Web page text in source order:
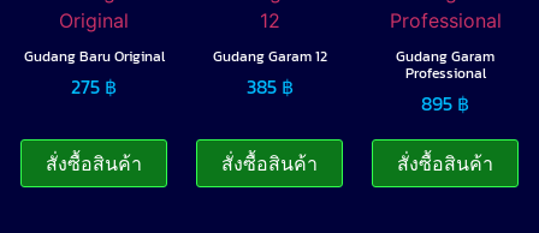
Gudang Baru Original
275 ฿
สั่งซื้อสินค้า
Gudang Garam 12
385 ฿
สั่งซื้อสินค้า
Gudang Garam
Professional
895 ฿
สั่งซื้อสินค้า